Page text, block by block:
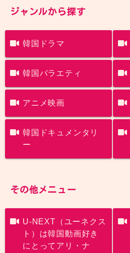
ジャンルから探す
韓国ドラマ
韓国バラエティ
アニメ映画
韓国ドキュメンタリ
ー
その他メニュー
U-NEXT（ユーネクス
ト）は韓国動画好き
にとってアリ・ナ